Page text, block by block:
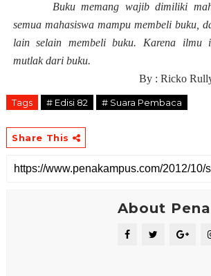
Buku memang wajib dimiliki
semua mahasiswa mampu membeli buku,
lain selain membeli buku. Karena ilmu
mutlak dari buku.
By : Ricko
Tags # Edisi 82 # Suara Pembaca
Share This
About